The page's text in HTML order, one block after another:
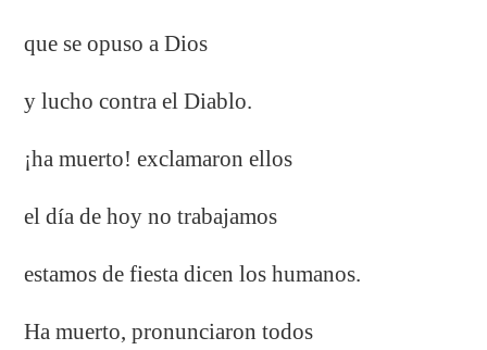
que se opuso a Dios
y lucho contra el Diablo.
¡ha muerto! exclamaron ellos
el día de hoy no trabajamos
estamos de fiesta dicen los humanos.
Ha muerto, pronunciaron todos